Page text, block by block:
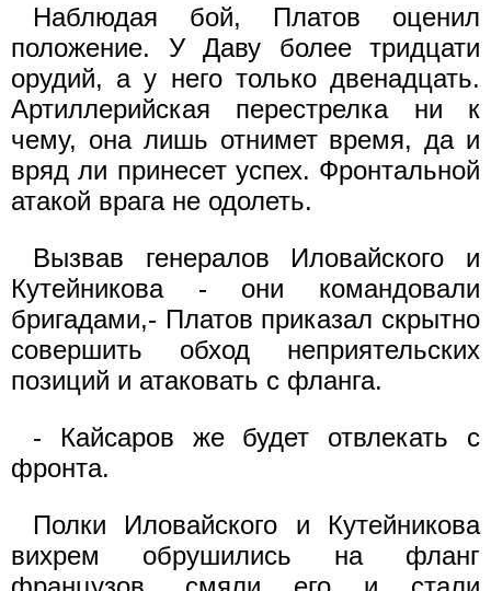
Наблюдая бой, Платов оценил
положение. У Даву более тридцати
орудий, а у него только двенадцать.
Артиллерийская перестрелка ни к
чему, она лишь отнимет время, да и
вряд ли принесет успех. Фронтальной
атакой врага не одолеть.
Вызвав генералов Иловайского и
Кутейникова - они командовали
бригадами,- Платов приказал скрытно
совершить обход неприятельских
позиций и атаковать с фланга.
- Кайсаров же будет отвлекать с
фронта.
Полки Иловайского и Кутейникова
вихрем обрушились на фланг